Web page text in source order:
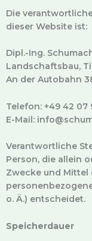
Die
dieser Website ist:
Dipl.-Ing.
Landschaftsbau,
An der Autobahn
Telefon: +49 42 07
E-Mail:
Verantwortliche
Person, die allein
Zwecke und Mittel
o. Ä.) entscheidet.
Speicherdauer